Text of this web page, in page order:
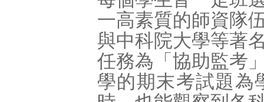
一高素質的師資隊
與中科院大學等著
任務為「協助監考
學的期末考試題為